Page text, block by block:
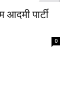
पार्टी
0